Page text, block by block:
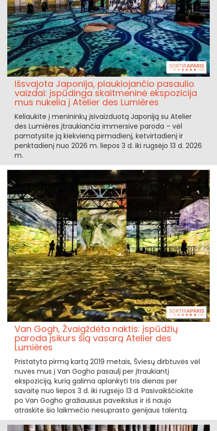
Išsvajota Japonija, plaukiojančio pasaulio
vaizdai: įspūdinga skaitmeninė ekspozicija
mus nukelia į Atelier des Lumières
Keliaukite į menininkų įsivaizduotą Japoniją su Atelier
des Lumières įtraukiančia immersive paroda – vėl
pamatysite ją kiekvieną pirmadienį, ketvirtadienį ir
penktadienį nuo 2026 m. liepos 3 d. iki rugsėjo 13 d. 2026
m.
Van Gogh, Žvaigždėta naktis: įspūdžių
paroda įsikurs šią vasarą Atelier des
Lumières
Pristatyta pirmą kartą 2019 metais, Šviesų dirbtuvės vėl
nuves mus į Van Gogho pasaulį per įtraukiantį
ekspoziciją, kurią galima aplankyti tris dienas per
savaitę nuo liepos 3 d. iki rugsėjo 13 d. Pasivaikščiokite
po Van Gogho gražiausius paveikslus ir iš naujo
atraskite šio laikmečio nesuprasto genijaus talentą.